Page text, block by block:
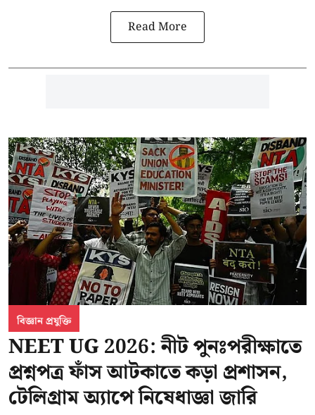
Read More
বিজ্ঞান প্রযুক্তি
NEET UG 2026: নীট পুনঃপরীক্ষাতে
প্রশ্নপত্র ফাঁস আটকাতে কড়া প্রশাসন,
টেলিগ্রাম অ্যাপে নিষেধাজ্ঞা জারি